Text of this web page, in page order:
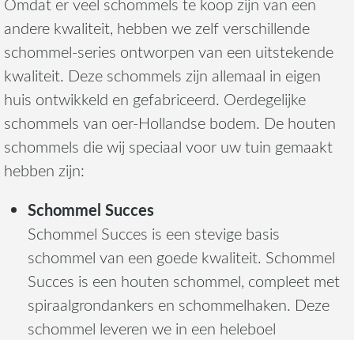
andere kwaliteit, hebben we zelf verschillende
schommel-series ontworpen van een uitstekende
kwaliteit. Deze schommels zijn allemaal in eigen
huis ontwikkeld en gefabriceerd. Oerdegelijke
schommels van oer-Hollandse bodem. De houten
schommels die wij speciaal voor uw tuin gemaakt
hebben zijn:
Schommel Succes
Schommel Succes is een stevige basis
schommel van een goede kwaliteit. Schommel
Succes is een houten schommel, compleet met
spiraalgrondankers en schommelhaken. Deze
schommel leveren we in een heleboel